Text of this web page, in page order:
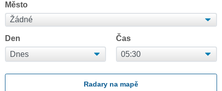
Město
Den Čas
Radary na mapě